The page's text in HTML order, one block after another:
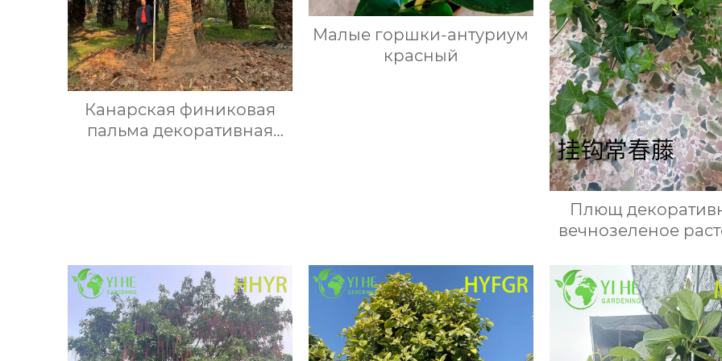
Канарская финиковая
пальма декоративная
Малые горшки-антуриум
красный
Плющ
вечнозеленое
дома и офиса